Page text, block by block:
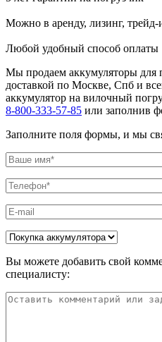
Можно в аренду, лизинг, трейд-
Любой удобный способ оплаты
Мы продаем аккумуляторы для
доставкой по Москве, Спб и
аккумулятор на вилочный
8-800-333-57-85 или заполнив
Заполните поля формы, и мы
Вы можете добавить свой
специалисту: